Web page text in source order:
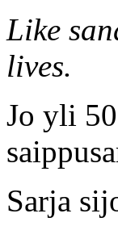
Like
lives.
Jo yli
Sarja